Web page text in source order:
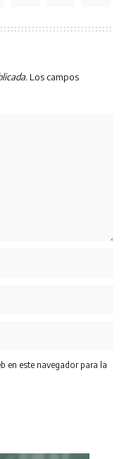
Los campos
en este navegador para la